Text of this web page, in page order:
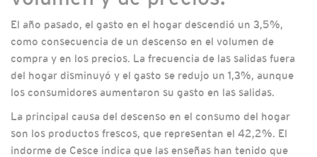
El año pasado, el gasto en el hogar descendió un 3,5%,
como consecuencia de un descenso en el volumen de
compra y en los precios. La frecuencia de las salidas fuera
del hogar disminuyó y el gasto se redujo un 1,3%, aunque
los consumidores aumentaron su gasto en las salidas.
La principal causa del descenso en el consumo del hogar
son los productos frescos, que representan el 42,2%. El
indorme de Cesce indica que las enseñas han tenido que